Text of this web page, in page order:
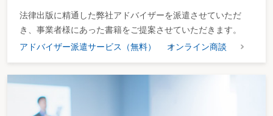
法律出版に精通した弊社アドバイザーを派遣させていただ
き、事業者様にあった書籍をご提案させていただきます。
アドバイザー派遣サービス（無料）
オンライン商談